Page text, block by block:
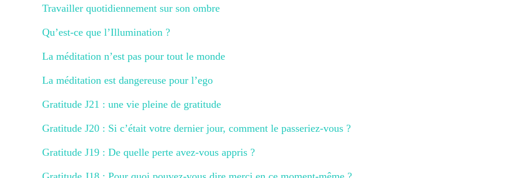
Travailler quotidiennement sur son ombre
Qu’est-ce que l’Illumination ?
La méditation n’est pas pour tout le monde
La méditation est dangereuse pour l’ego
Gratitude J21 : une vie pleine de gratitude
Gratitude J20 : Si c’était votre dernier jour, comment le passeriez-vous ?
Gratitude J19 : De quelle perte avez-vous appris ?